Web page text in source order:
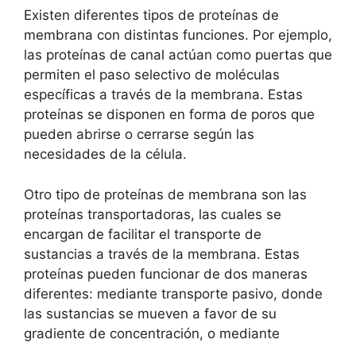
Existen diferentes tipos de ⁣proteínas de‍
membrana⁢ con distintas ⁣funciones. Por ejemplo,
las ‍proteínas de canal actúan ​como puertas⁤ que
​permiten el paso ​selectivo ⁣de ⁣moléculas
específicas a‍ través de ​la⁢ membrana. ⁣Estas
proteínas se disponen en forma⁣ de poros que
pueden abrirse ​o ‍cerrarse según las
necesidades de la​ célula.
Otro tipo ‌de proteínas de membrana ‍son las
proteínas transportadoras, las cuales se
encargan‍ de ‍facilitar ⁢el‍ transporte​ de
sustancias ‌a través de​ la membrana. ‌Estas ​
proteínas‌ pueden funcionar de dos⁤ maneras
diferentes: mediante ‌transporte pasivo, ‍donde
las sustancias se mueven a‍ favor de ⁣su
gradiente de concentración,⁤ o mediante